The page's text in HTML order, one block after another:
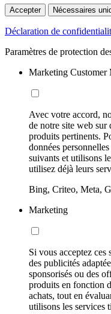
Accepter Nécessaires
Déclaration de
Paramètres de protection
Marketing Customer
Avec votre accord,
de notre site web sur
produits pertinents.
données
suivants et utilisons
utilisez déjà leurs
Bing, Criteo, Meta,
Marketing
Si vous acceptez
des publicités
sponsorisés ou des
produits en fonction
achats, tout en
utilisons les services